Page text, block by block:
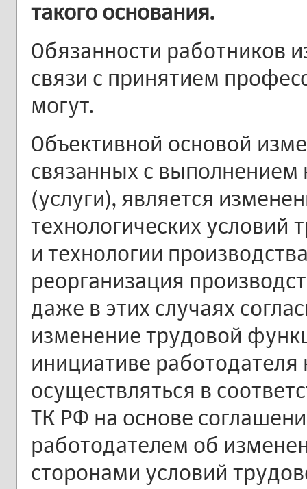
такого основания.
Обязанности работников
связи с принятием
могут.
Объективной основой
связанных с
(услуги), является
технологических условий
и технологии
реорганизация
даже в этих случаях
изменение трудовой
инициативе
осуществляться в
ТК РФ на основе
работодателем об
сторонами условий